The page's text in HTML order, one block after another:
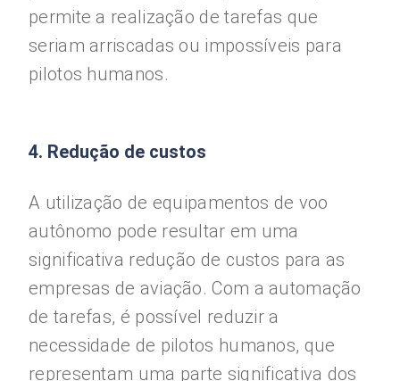
permite a realização de tarefas que
seriam arriscadas ou impossíveis para
pilotos humanos.
4. Redução de custos
A utilização de equipamentos de voo
autônomo pode resultar em uma
significativa redução de custos para as
empresas de aviação. Com a automação
de tarefas, é possível reduzir a
necessidade de pilotos humanos, que
representam uma parte significativa dos